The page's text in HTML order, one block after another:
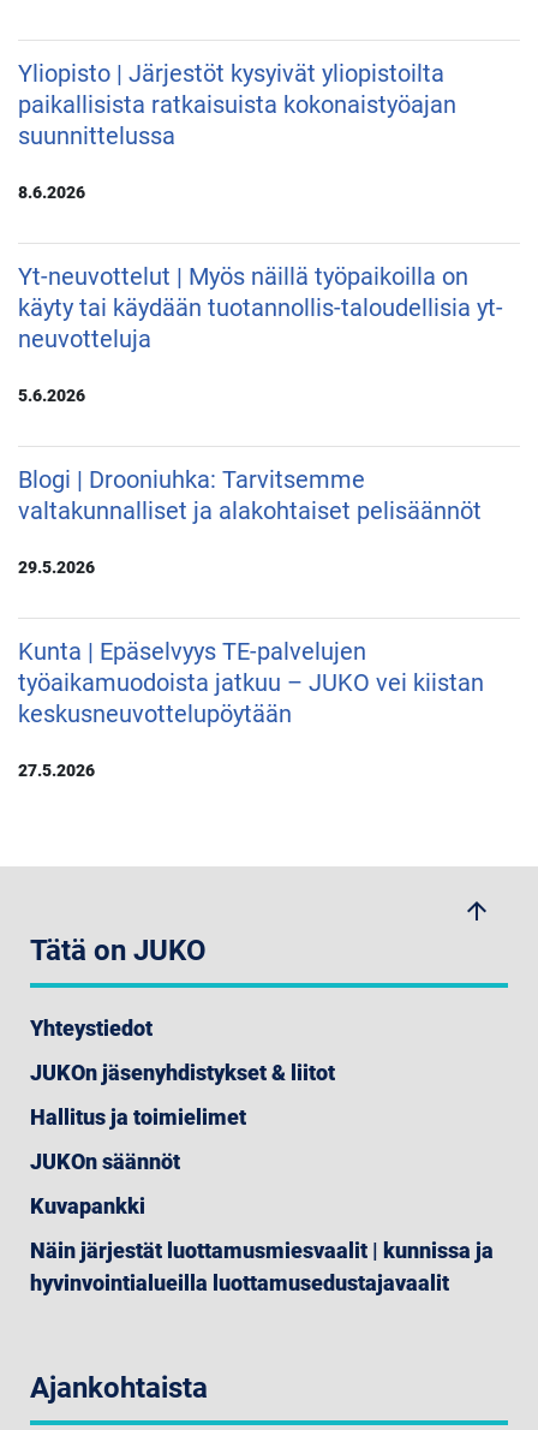
Yliopisto | Järjestöt kysyivät yliopistoilta
paikallisista ratkaisuista kokonaistyöajan
suunnittelussa
8.6.2026
Yt-neuvottelut | Myös näillä työpaikoilla on
käyty tai käydään tuotannollis-taloudellisia yt-
neuvotteluja
5.6.2026
Blogi | Drooniuhka: Tarvitsemme
valtakunnalliset ja alakohtaiset pelisäännöt
29.5.2026
Kunta | Epäselvyys TE-palvelujen
työaikamuodoista jatkuu – JUKO vei kiistan
keskusneuvottelupöytään
27.5.2026
arrow_upwards
Tätä on JUKO
Yhteystiedot
JUKOn jäsenyhdistykset & liitot
Hallitus ja toimielimet
JUKOn säännöt
Kuvapankki
Näin järjestät luottamusmiesvaalit | kunnissa ja
hyvinvointialueilla luottamusedustajavaalit
Ajankohtaista